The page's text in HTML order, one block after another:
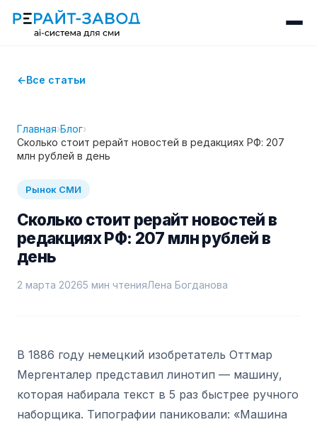
Все статьи
Главная›Блог›
Сколько стоит рерайт новостей в редакциях РФ: 207
млн рублей в день
Рынок СМИ
Сколько стоит рерайт новостей в
редакциях РФ: 207 млн рублей в
день
2 марта 20265 мин чтенияЛена Богданова
В 1886 году немецкий изобретатель Оттмар
Мергенталер представил линотип — машину,
которая набирала текст в 5 раз быстрее ручного
наборщика. Типографии паниковали: «Машина